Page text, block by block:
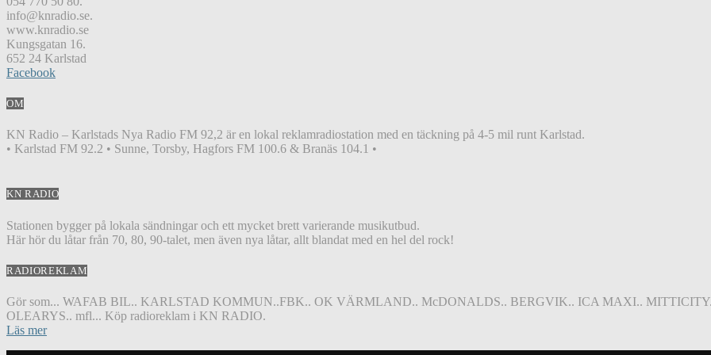
info@knradio.se.
www.knradio.se
Kungsgatan 16.
652 24 Karlstad
Facebook
OM
KN Radio – Karlstads Nya Radio FM 92,2 är en lokal reklamradiostation med en täckning på 4-5 mil runt Karlstad.
• Karlstad FM 92.2 • Sunne, Torsby, Hagfors FM 100.6 & Branäs 104.1 •
KN RADIO
Stationen bygger på lokala sändningar och ett mycket brett varierande musikutbud.
Här hör du låtar från 70, 80, 90-talet, men även nya låtar, allt blandat med en hel del rock!
RADIOREKLAM
Gör som... WAFAB BIL.. KARLSTAD KOMMUN..FBK.. OK VÄRMLAND.. McDONALDS.. BERGVIK.. ICA MAXI..
OLEARYS.. mfl... Köp radioreklam i KN RADIO.
Läs mer